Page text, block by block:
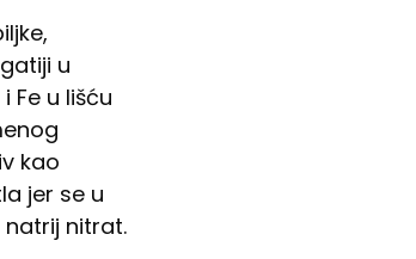
u
Fe u lišću
kao
jer se u
nitrat.